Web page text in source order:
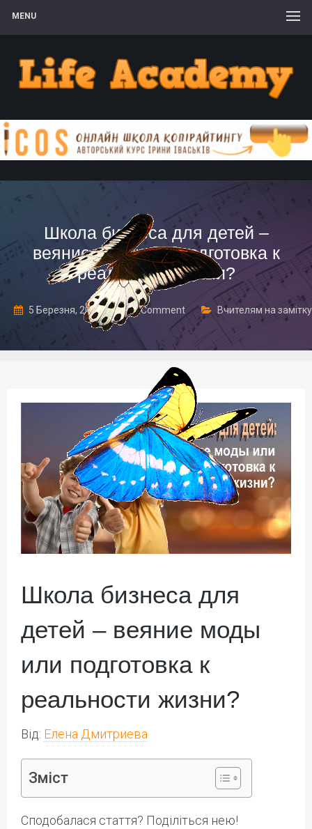
MENU
Школа бизнеса для детей –
веяние моды или подготовка к
реальности жизни?
5 Березня, 2017 1 Comment Вчителям на замітку
Школа бизнеса для
детей – веяние моды
или подготовка к
реальности жизни?
Від: Елена Дмитриева
Зміст
Сподобалася стаття? Поділіться нею!